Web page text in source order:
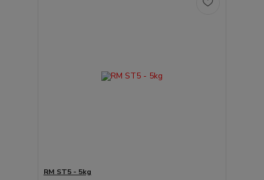
RM ST5 - 5kg